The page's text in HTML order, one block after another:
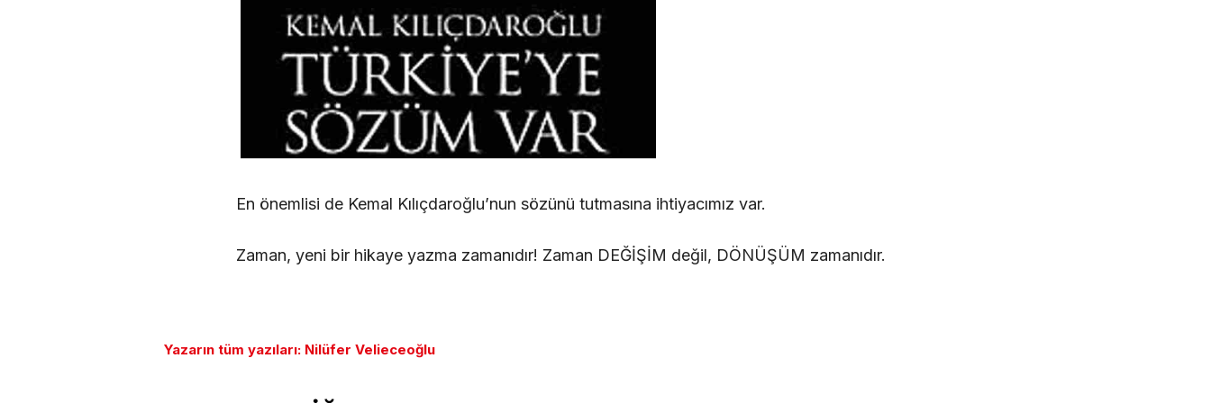
En önemlisi de Kemal Kılıçdaroğlu’nun sözünü tutmasına ihtiyacımız var.
Zaman, yeni bir hikaye yazma zamanıdır! Zaman DEĞİŞİM değil, DÖNÜŞÜM zamanıdır.
Yazarın tüm yazıları: Nilüfer Velieceoğlu